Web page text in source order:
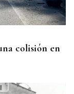
colisión en